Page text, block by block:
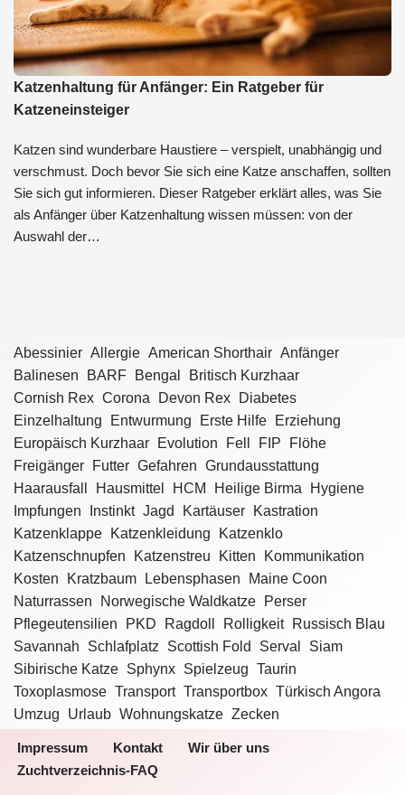
Katzenhaltung für Anfänger: Ein Ratgeber für
Katzeneinsteiger
Katzen sind wunderbare Haustiere – verspielt, unabhängig und
verschmust. Doch bevor Sie sich eine Katze anschaffen, sollten
Sie sich gut informieren. Dieser Ratgeber erklärt alles, was Sie
als Anfänger über Katzenhaltung wissen müssen: von der
Auswahl der…
Abessinier Allergie American Shorthair Anfänger
Balinesen
BARF Bengal
Britisch Kurzhaar
Cornish Rex Corona Devon Rex Diabetes
Einzelhaltung
Entwurmung Erste Hilfe Erziehung
Europäisch Kurzhaar Evolution Fell FIP
Flöhe
Freigänger Futter Gefahren Grundausstattung
Haarausfall
Hausmittel HCM Heilige Birma
Hygiene
Impfungen
Instinkt Jagd Kartäuser Kastration
Katzenklappe Katzenkleidung
Katzenklo
Katzenschnupfen
Katzenstreu Kitten
Kommunikation
Kosten
Kratzbaum Lebensphasen
Maine Coon
Naturrassen
Norwegische Waldkatze Perser
Pflegeutensilien
PKD Ragdoll Rolligkeit Russisch Blau
Savannah
Schlafplatz Scottish Fold Serval
Siam
Sibirische Katze Sphynx Spielzeug Taurin
Toxoplasmose Transport Transportbox Türkisch Angora
Umzug
Urlaub Wohnungskatze Zecken
Impressum Kontakt
Wir über uns
Zuchtverzeichnis-FAQ